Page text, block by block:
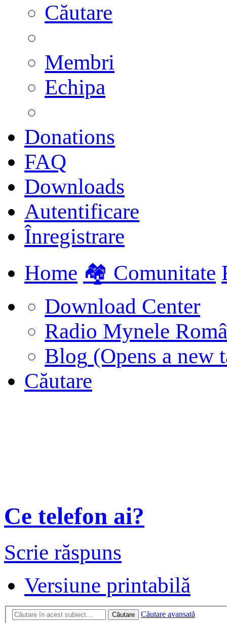
Căutare
Membri
Echipa
Donations
FAQ
Downloads
Autentificare
Înregistrare
Home 🏘️ Comunitate
Download Center
Radio Mynele
Blog (Opens a new
Căutare
Ce telefon ai?
Scrie răspuns
Versiune printabilă
Căutare Căutare avansată